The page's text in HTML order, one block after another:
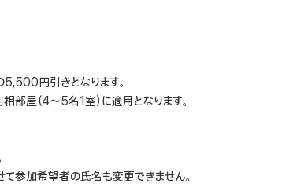
円引きとなります。
部屋（4～5名1室）に適用となります。
参加希望者の氏名も変更できません。